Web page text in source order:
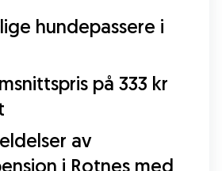
hundepassere i
på 333 kr
av
i Rotnes med